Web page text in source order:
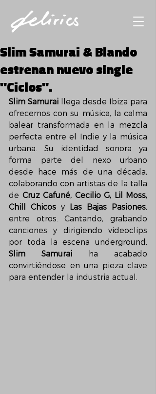
Slim Samurai & Blando
estrenan nuevo single
"Ciclos".
Slim Samurai
llega desde Ibiza para
ofrecernos con su música, la calma
balear transformada en la mezcla
perfecta entre el Indie y la música
urbana. Su identidad sonora ya
forma parte del nexo urbano
desde hace más de una década,
colaborando con artistas de la talla
de Cruz Cafuné, Cecilio G, Lil Moss,
Chill Chicos y Las Bajas Pasiones,
entre otros. Cantando, grabando
canciones y dirigiendo videoclips
Slim Samurai ha acabado
convirtiéndose en una pieza clave
para entender la industria actual.